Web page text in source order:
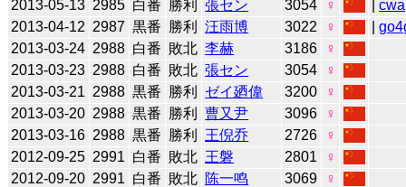
2013-05-13 2985 白番 勝利 張セン 3054 ♀ |cwa
2013-04-12 2987 黒番 勝利 汪雨博 3022 ♀ |
2013-03-24 2988 白番 敗北 李赫 3186
♀
2013-03-23 2988 白番 敗北 張セン 3054
♀
2013-03-21 2988 黒番 勝利 ゼイ廼偉 3200
♀
2013-03-20 2988 黒番 勝利 曹又尹 3096
♀
2013-03-16 2988 黒番 勝利 王倪乔 2726
♀
2012-09-25 2991 白番 敗北 王磐 2801
♀
2012-09-20 2991 白番 敗北 陈一鸣 3069
♀